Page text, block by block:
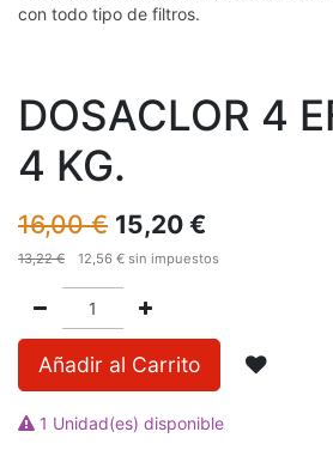
con todo tipo de filtros.
DOSACLOR 4
4 KG.
16,00€ 15,20 €
13,22€ 12,56 € sin impuestos
Añadir al Carrito
1 Unidad(es) disponible